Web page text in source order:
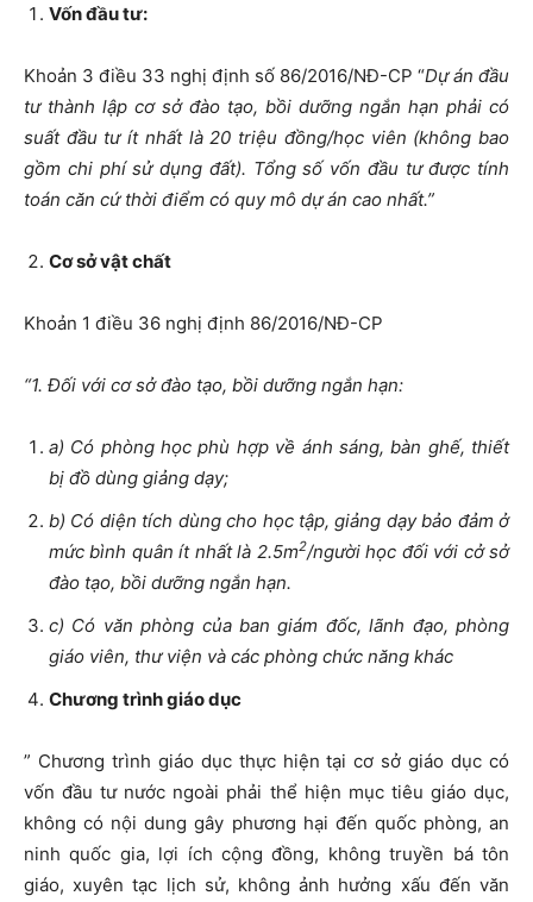
Vốn đầu tư:
Khoản 3 điều 33 nghị định số 86/2016/NĐ-CP “Dự án đầu
tư thành lập cơ sở đào tạo, bồi dưỡng ngắn hạn phải có
suất đầu tư ít nhất là 20 triệu đồng/học viên (không bao
gồm chi phí sử dụng đất). Tổng số vốn đầu tư được tính
toán căn cứ thời điểm có quy mô dự án cao nhất.”
Cơ sở vật chất
Khoản 1 điều 36 nghị định 86/2016/NĐ-CP
“1. Đối với cơ sở đào tạo, bồi dưỡng ngắn hạn:
a) Có phòng học phù hợp về ánh sáng, bàn ghế, thiết
bị đồ dùng giảng dạy;
b) Có diện tích dùng cho học tập, giảng dạy bảo đảm ở
mức bình quân ít nhất là 2.5m2/người học đối với cở sở
đào tạo, bồi dưỡng ngắn hạn.
c) Có văn phòng của ban giám đốc, lãnh đạo, phòng
giáo viên, thư viện và các phòng chức năng khác
Chương trình giáo dục
” Chương trình giáo dục thực hiện tại cơ sở giáo dục có
vốn đầu tư nước ngoài phải thể hiện mục tiêu giáo dục,
không có nội dung gây phương hại đến quốc phòng, an
ninh quốc gia, lợi ích cộng đồng, không truyền bá tôn
giáo, xuyên tạc lịch sử, không ảnh hưởng xấu đến văn